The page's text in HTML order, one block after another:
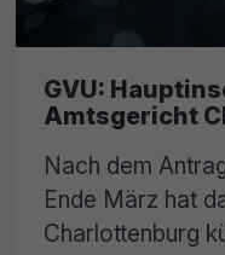
GVU:
Amtsgericht
Nach dem
Ende März hat
Charlottenburg